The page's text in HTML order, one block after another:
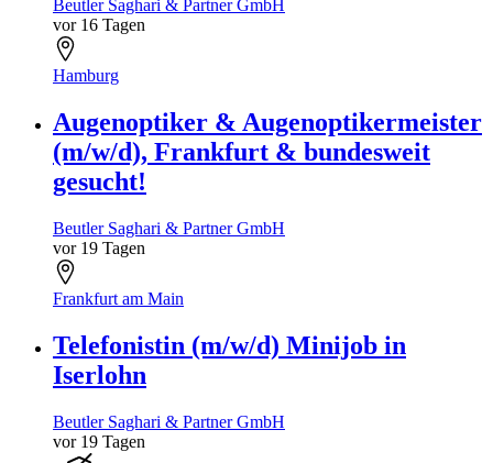
Beutler Saghari & Partner GmbH
vor 16 Tagen
Hamburg
Augenoptiker & Augenoptikermeister
(m/w/d), Frankfurt & bundesweit
gesucht!
Beutler Saghari & Partner GmbH
vor 19 Tagen
Frankfurt am Main
Telefonistin (m/w/d) Minijob in
Iserlohn
Beutler Saghari & Partner GmbH
vor 19 Tagen